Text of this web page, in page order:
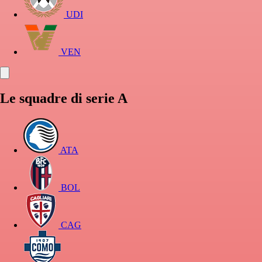
UDI
VEN
Le squadre di serie A
ATA
BOL
CAG